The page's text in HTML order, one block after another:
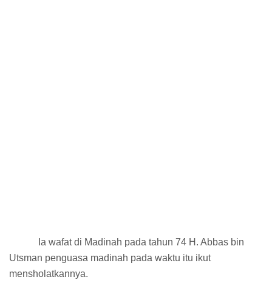
Ia wafat di Madinah pada tahun 74 H. Abbas bin
Utsman penguasa madinah pada waktu itu ikut
mensholatkannya.